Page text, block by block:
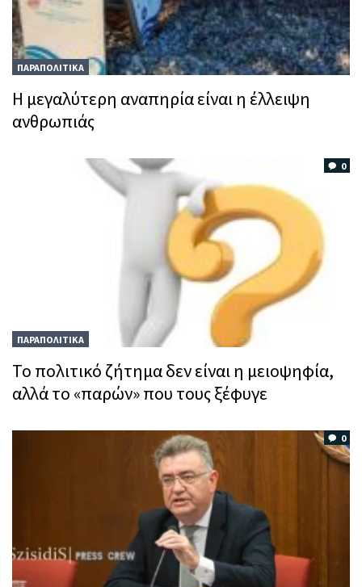
ΠΑΡΑΠΟΛΙΤΙΚΑ
Η μεγαλύτερη αναπηρία είναι η έλλειψη
ανθρωπιάς
0
ΠΑΡΑΠΟΛΙΤΙΚΑ
Το πολιτικό ζήτημα δεν είναι η μειοψηφία,
αλλά το «παρών» που τους ξέφυγε
0